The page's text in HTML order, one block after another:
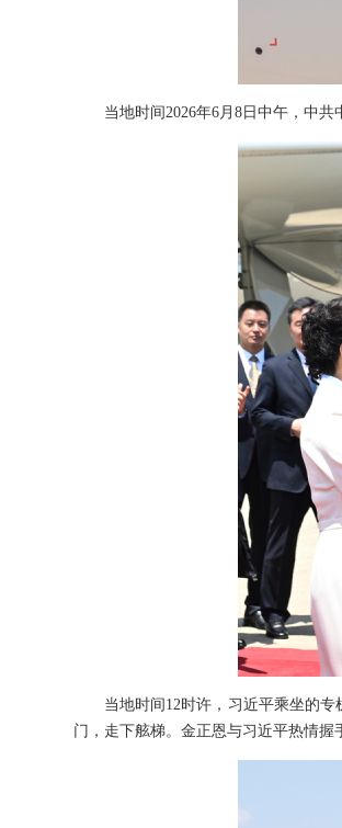
当地时间2026年6月8日中午，中
当地时间12时许，习近平乘坐的
门，走下舷梯。金正恩与习近平热情